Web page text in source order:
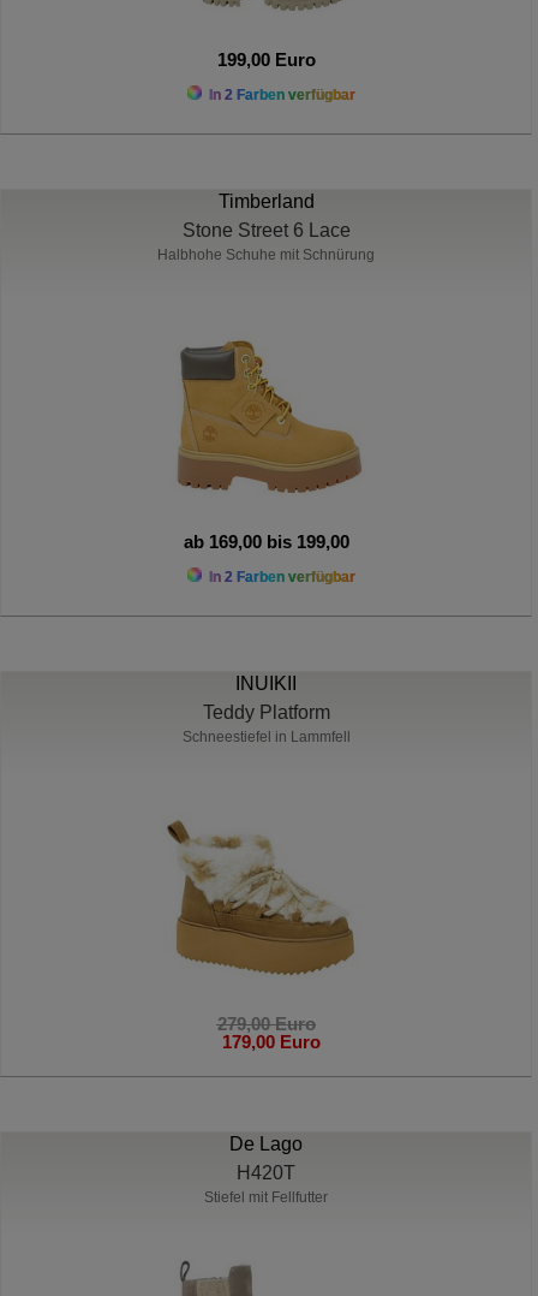
199,00 Euro
In 2 Farben verfügbar
Timberland
Stone Street 6 Lace
Halbhohe Schuhe mit Schnürung
ab 169,00 bis 199,00
In 2 Farben verfügbar
INUIKII
Teddy Platform
Schneestiefel in Lammfell
279,00 Euro
179,00 Euro
De Lago
H420T
Stiefel mit Fellfutter